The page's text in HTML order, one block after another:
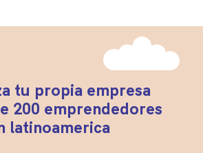
tu propia empresa
200 emprendedores
latinoamerica